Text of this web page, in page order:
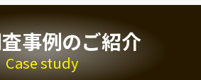
事例のご紹介
Case study